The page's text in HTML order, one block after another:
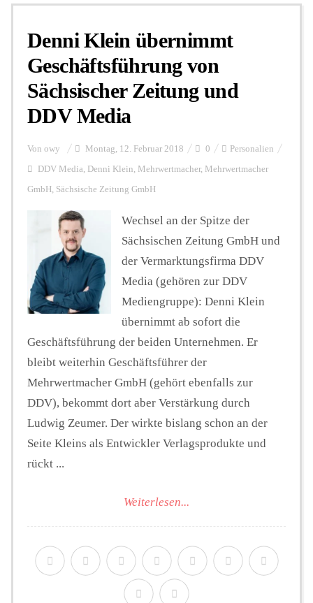
Personalien
Hintergrund
FUNKTURM-Beiträge
Podcast
Seminare
Unterstützen
Denni Klein übernimmt
Geschäftsführung von
Sächsischer Zeitung und
DDV Media
Von owy Montag, 12. Februar 2018 0 Personalien
DDV Media, Denni Klein, Mehrwertmacher, Mehrwertmacher
GmbH, Sächsische Zeitung GmbH
Wechsel an der Spitze der
Sächsischen Zeitung GmbH und
der Vermarktungsfirma DDV
Media (gehören zur DDV
Mediengruppe): Denni Klein
übernimmt ab sofort die
Geschäftsführung der beiden Unternehmen. Er
bleibt weiterhin Geschäftsführer der
Mehrwertmacher GmbH (gehört ebenfalls zur
DDV), bekommt dort aber Verstärkung durch
Ludwig Zeumer. Der wirkte bislang schon an der
Seite Kleins als Entwickler Verlagsprodukte und
rückt ...
Weiterlesen...